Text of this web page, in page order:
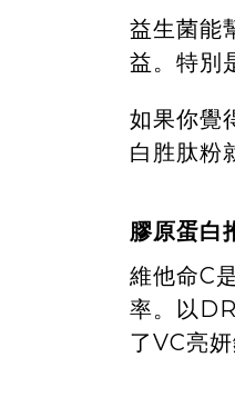
益生菌能
益。特別
如果你覺
白胜肽粉
膠原蛋白
維他命C
率。以
了VC亮